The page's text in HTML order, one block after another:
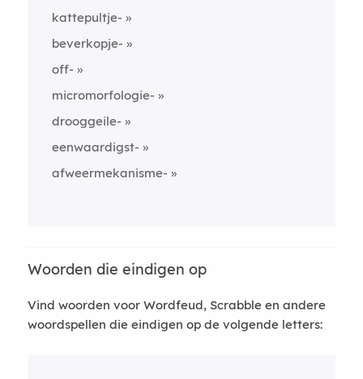
kattepultje-
beverkopje-
off-
micromorfologie-
drooggeile-
eenwaardigst-
afweermekanisme-
Woorden die eindigen op
Vind woorden voor Wordfeud, Scrabble en andere
woordspellen die eindigen op de volgende letters: